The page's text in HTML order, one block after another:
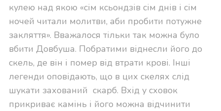
кулею над якою «сім ксьондзів сім днів і сім
ночей читали молитви, аби пробити потужне
закляття». Вважалося тільки так можна було
вбити Довбуша. Побратими віднесли його до
скель, де він і помер від втрати крові. Інші
легенди оповідають, що в цих скелях слід
шукати захований скарб. Вхід у сховок
прикриває камінь і його можна відчинити